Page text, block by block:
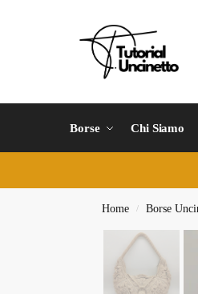
Borse Chi Siamo
Home / Borse